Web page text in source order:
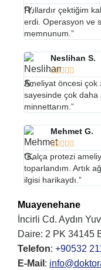
“Yıllardır çektiğim
erdi. Operasyon ve
memnunum.”
Neslihan S.

Ameliyat öncesi
sayesinde çok daha
minnettarım.”
Mehmet G.

“Kalça protezi
toparlandım. Artık
ilgisi harikaydı.”
Muayenehane
İncirli Cd. Aydın
Daire: 2 PK 34145
Telefon: +90532
E-Mail :